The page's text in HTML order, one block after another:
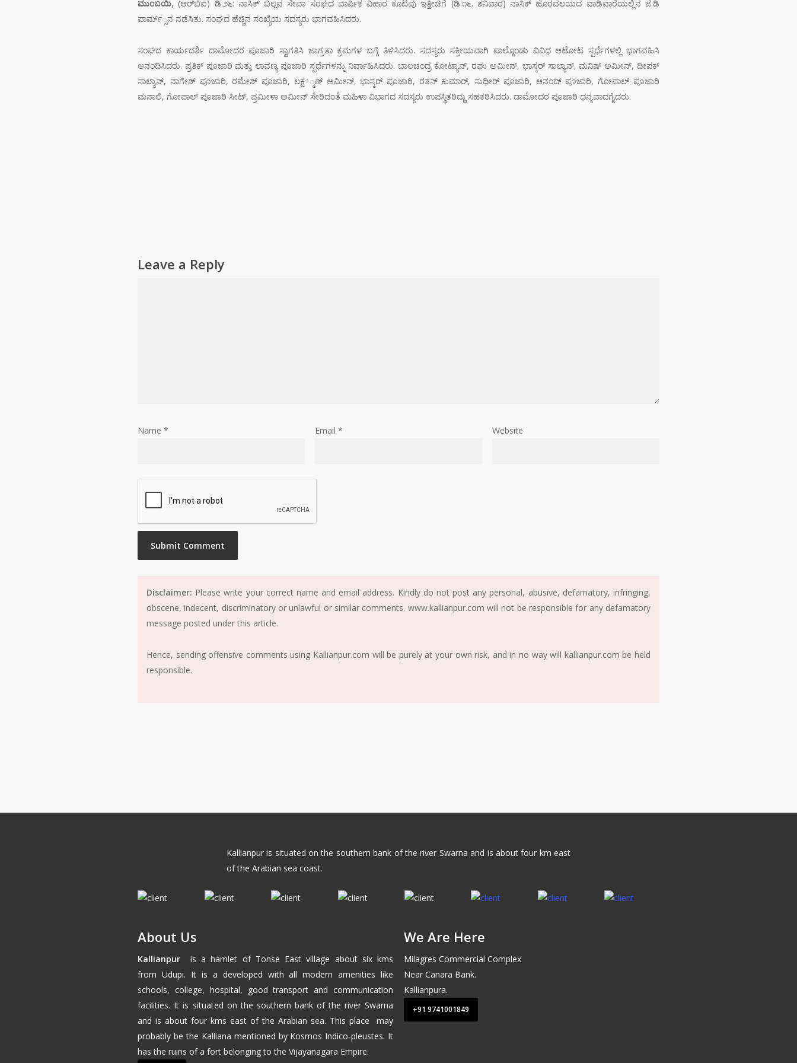
ಮುಂಬಯಿ, (ಆರ್‌ಬಿಐ) ಡಿ.೨೬: ನಾಸಿಕ್ ಬಿಲ್ಲವ ಸೇವಾ ಸಂಘದ ವಾರ್ಷಿಕ ವಿಹಾರ ಕೂಟವು ಇತ್ತೀಚಿಗೆ (ಡಿ.೧೬. ಶನಿವಾರ) ನಾಸಿಕ್ ಹೊರವಲಯದ ವಾಡಿವಾರೆಯಲ್ಲಿನ ಜೆ.ಡಿ
ಪಾರ್ಮ್್ಸನ ನಡೆಸಿತು. ಸಂಘದ ಹೆಚ್ಚಿನ ಸಂಖ್ಯೆಯ ಸದಸ್ಯರು ಭಾಗವಹಿಸಿದರು.
ಸಂಘದ ಕಾರ್ಯದರ್ಶಿ ದಾಮೋದರ ಪೂಜಾರಿ ಸ್ವಾಗತಿಸಿ ಜಾಗ್ರತಾ ಕ್ರಮಗಳ ಬಗ್ಗೆ ತಿಳಿಸಿದರು. ಸದಸ್ಯರು ಸಕ್ರೀಯವಾಗಿ ಪಾಲ್ಗೊಂಡು ವಿವಿಧ ಆಟೋಟ ಸ್ಪರ್ಧೆಗಳಲ್ಲಿ ಭಾಗವಹಿಸಿ
ಆನಂದಿಸಿದರು. ಪ್ರತಿಕ್ ಪೂಜಾರಿ ಮತ್ತು ಲಾವಣ್ಯ ಪೂಜಾರಿ ಸ್ಪರ್ಧೆಗಳನ್ನು ನಿರ್ವಾಹಿಸಿದರು. ಬಾಲಚಂದ್ರ ಕೋಟ್ಯಾನ್, ರಘು ಅಮೀನ್, ಭಾಸ್ಕರ್ ಸಾಲ್ಯಾನ್, ಮನಿಷ್ ಅಮೀನ್, ದೀಪಕ್
ಸಾಲ್ಯಾನ್, ನಾಗೇಶ್ ಪೂಜಾರಿ, ರಮೇಶ್ ಪೂಜಾರಿ, ಲಕ್ಷ÷್ಮಣ್ ಅಮೀನ್, ಭಾಸ್ಕರ್ ಪೂಜಾರಿ, ರತನ್ ಕುಮಾರ್, ಸುಧೀರ್ ಪೂಜಾರಿ, ಆನಂದ್ ಪೂಜಾರಿ, ಗೋಪಾಲ್ ಪೂಜಾರಿ
ಮನಾಲಿ, ಗೋಪಾಲ್ ಪೂಜಾರಿ ಸೀಟ್, ಪ್ರಮೀಳಾ ಅಮೀನ್ ಸೇರಿದಂತೆ ಮಹಿಳಾ ವಿಭಾಗದ ಸದಸ್ಯರು ಉಪಸ್ಥಿತರಿದ್ದು ಸಹಕರಿಸಿದರು. ದಾಮೋದರ ಪೂಜಾರಿ ಧನ್ಯವಾದಗೈದರು.
Leave a Reply
Name * Email* Website
Disclaimer: Please write your correct name and email address. Kindly do not post any personal, abusive, defamatory, infringing,
obscene, indecent, discriminatory or unlawful or similar comments. www.kallianpur.com will not be responsible for any defamatory
message posted under this article.
Hence, sending offensive comments using Kallianpur.com will be purely at your own risk, and in no way will kallianpur.com be held
responsible.
Kallianpur is situated on the southern bank of the river Swarna and is about four km east
of the Arabian sea coast.
About Us
Kallianpur is a hamlet of Tonse East village about six kms
fromUdupi. It is a developed with all modern amenities like
schools, college, hospital, good transport and communication
facilities. It is situated on the southern bank of the river Swarna
and is about four kms east of theArabian sea. This place may
probably be the Kalliana mentioned by Kosmos Indico-pleustes. It
has the ruins of a fort belonging to theVijayanagara Empire.
We Are Here
Milagres Commercial Complex
Near Canara Bank.
Kallianpura.
+91 9741001849